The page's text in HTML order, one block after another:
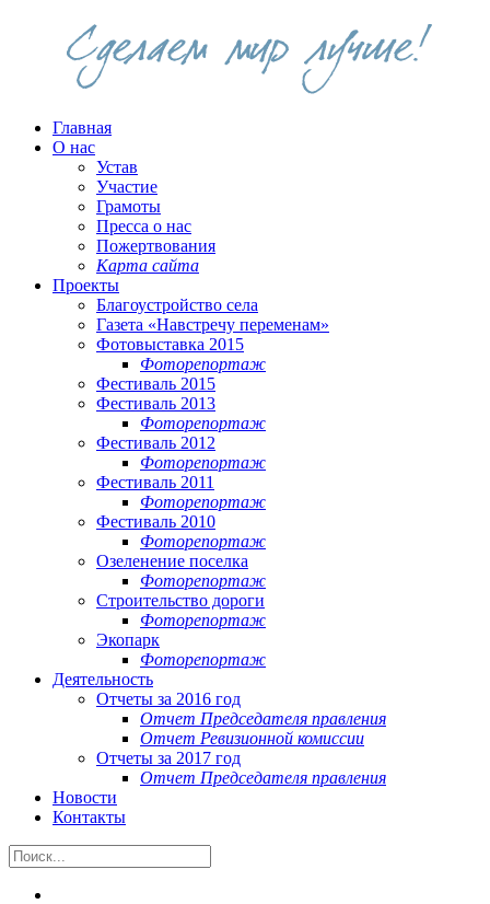
Главная
О нас
Устав
Участие
Грамоты
Пресса о нас
Пожертвования
Карта сайта
Проекты
Благоустройство села
Газета «Навстречу переменам»
Фотовыставка 2015
Фоторепортаж
Фестиваль 2015
Фестиваль 2013
Фоторепортаж
Фестиваль 2012
Фоторепортаж
Фестиваль 2011
Фоторепортаж
Фестиваль 2010
Фоторепортаж
Озеленение поселка
Фоторепортаж
Строительство дороги
Фоторепортаж
Экопарк
Фоторепортаж
Деятельность
Отчеты за 2016 год
Отчет Председателя правления
Отчет Ревизионной комиссии
Отчеты за 2017 год
Отчет Председателя правления
Новости
Контакты